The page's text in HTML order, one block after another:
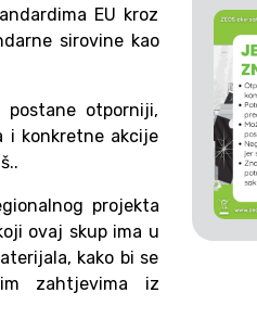
EU kroz
sirovine kao
otporniji,
i konkretne akcije
projekta
ovaj skup ima u
kako bi se
zahtjevima iz